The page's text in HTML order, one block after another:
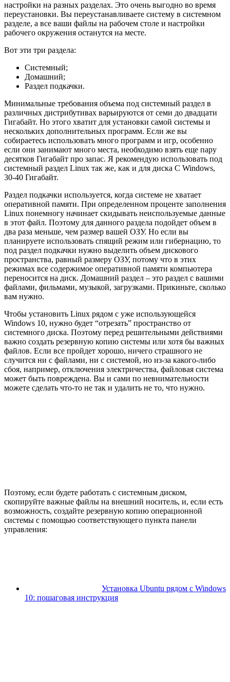
настройки на разных разделах. Это очень выгодно во время
переустановки. Вы переустанавливаете систему в системном
разделе, а все ваши файлы на рабочем столе и настройки
рабочего окружения останутся на месте.
Вот эти три раздела:
Системный;
Домашний;
Раздел подкачки.
Минимальные требования объема под системный раздел в
различных дистрибутивах варьируются от семи до двадцати
Гигабайт. Но этого хватит для установки самой системы и
нескольких дополнительных программ. Если же вы
собираетесь использовать много программ и игр, особенно
если они занимают много места, необходимо взять еще пару
десятков Гигабайт про запас. Я рекомендую использовать под
системный раздел Linux так же, как и для диска C Windows,
30-40 Гигабайт.
Раздел подкачки используется, когда системе не хватает
оперативной памяти. При определенном проценте заполнения
Linux понемногу начинает скидывать неиспользуемые данные
в этот файл. Поэтому для данного раздела подойдет объем в
два раза меньше, чем размер вашей ОЗУ. Но если вы
планируете использовать спящий режим или гибернацию, то
под раздел подкачки нужно выделить объем дискового
пространства, равный размеру ОЗУ, потому что в этих
режимах все содержимое оперативной памяти компьютера
переносится на диск. Домашний раздел – это раздел с вашими
файлами, фильмами, музыкой, загрузками. Прикиньте, сколько
вам нужно.
Чтобы установить Linux рядом с уже использующейся
Windows 10, нужно будет “отрезать” пространство от
системного диска. Поэтому перед решительными действиями
важно создать резервную копию системы или хотя бы важных
файлов. Если все пройдет хорошо, ничего страшного не
случится ни с файлами, ни с системой, но из-за какого-либо
сбоя, например, отключения электричества, файловая система
может быть повреждена. Вы и сами по невнимательности
можете сделать что-то не так и удалить не то, что нужно.
Поэтому, если будете работать с системным диском,
скопируйте важные файлы на внешний носитель, и, если есть
возможность, создайте резервную копию операционной
системы с помощью соответствующего пункта панели
управления:
Установка Ubuntu рядом с Windows
10: пошаговая инструкция